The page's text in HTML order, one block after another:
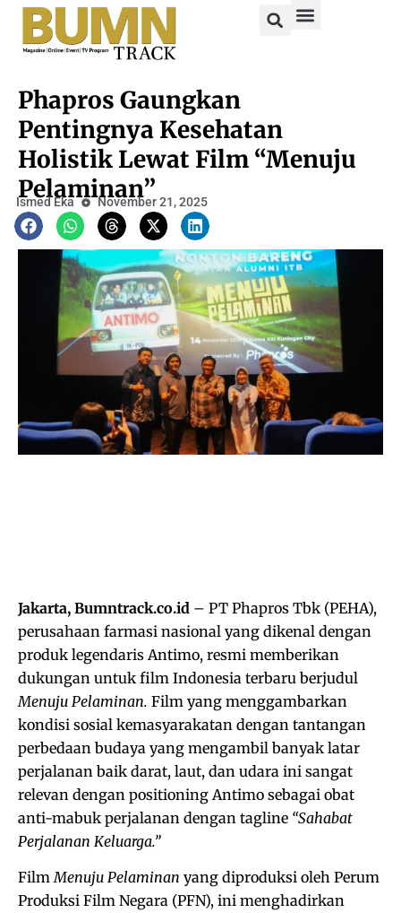
Phapros Gaungkan
Pentingnya Kesehatan
Holistik Lewat Film “Menuju
Pelaminan”
Ismed Eka November 21, 2025
Jakarta, Bumntrack.co.id – PT Phapros Tbk (PEHA),
perusahaan farmasi nasional yang dikenal dengan
produk legendaris Antimo, resmi memberikan
dukungan untuk film Indonesia terbaru berjudul
Menuju Pelaminan. Film yang menggambarkan
kondisi sosial kemasyarakatan dengan tantangan
perbedaan budaya yang mengambil banyak latar
perjalanan baik darat, laut, dan udara ini sangat
relevan dengan positioning Antimo sebagai obat
anti-mabuk perjalanan dengan tagline “Sahabat
Perjalanan Keluarga.”
FilmMenuju Pelaminan yang diproduksi oleh Perum
Produksi Film Negara (PFN), ini menghadirkan